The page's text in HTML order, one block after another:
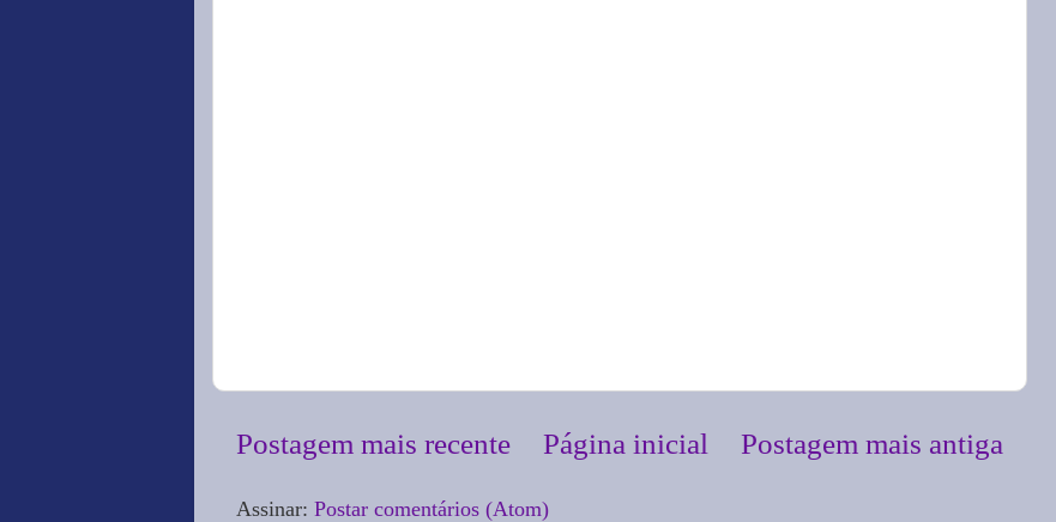
Postagem mais recente Postagem mais antiga
Página inicial
Assinar: Postar comentários (Atom)